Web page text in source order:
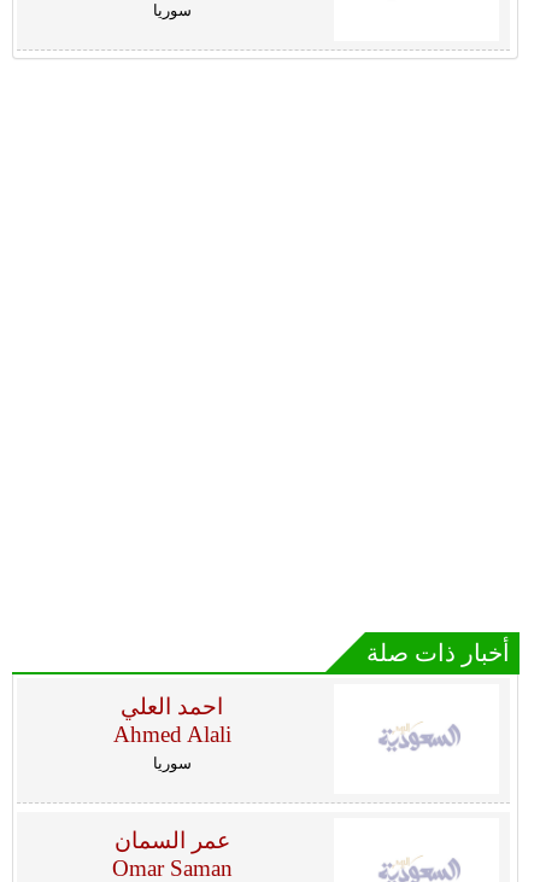
سوريا
أخبار ذات صلة
احمد العلي
Ahmed Alali
سوريا
عمر السمان
Omar Saman